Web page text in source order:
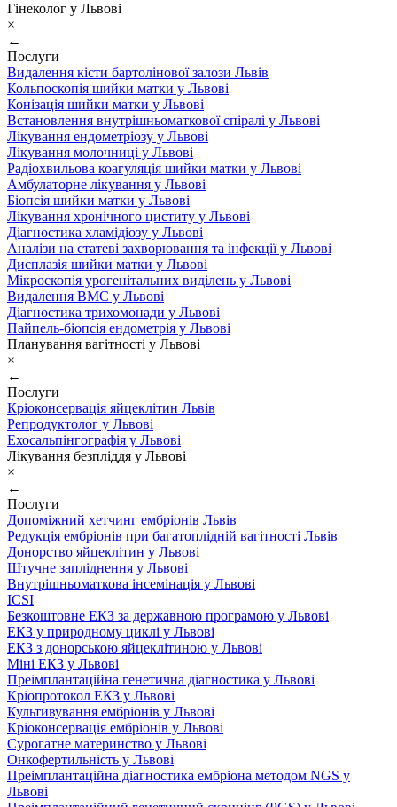
Гінеколог у Львові
×
←
Послуги
Видалення кісти бартолінової залози Львів
Кольпоскопія шийки матки у Львові
Конізація шийки матки у Львові
Встановлення внутрішньоматкової спіралі у Львові
Лікування ендометріозу у Львові
Лікування молочниці у Львові
Радіохвильова коагуляція шийки матки у Львові
Амбулаторне лікування у Львові
Біопсія шийки матки у Львові
Лікування хронічного циститу у Львові
Діагностика хламідіозу у Львові
Аналізи на статеві захворювання та інфекції у Львові
Дисплазія шийки матки у Львові
Мікроскопія урогенітальних виділень у Львові
Видалення ВМС у Львові
Діагностика трихомонади у Львові
Пайпель-біопсія ендометрія у Львові
Планування вагітності у Львові
×
←
Послуги
Кріоконсервація яйцеклітин Львів
Репродуктолог у Львові
Ехосальпінгографія у Львові
Лікування безпліддя у Львові
×
←
Послуги
Допоміжний хетчинг ембріонів Львів
Редукція ембріонів при багатоплідній вагітності Львів
Донорство яйцеклітин у Львові
Штучне запліднення у Львові
Внутрішньоматкова інсемінація у Львові
ICSI
Безкоштовне ЕКЗ за державною програмою у Львові
ЕКЗ у природному циклі у Львові
ЕКЗ з донорською яйцеклітиною у Львові
Міні ЕКЗ у Львові
Преімплантаційна генетична діагностика у Львові
Кріопротокол ЕКЗ у Львові
Культивування ембріонів у Львові
Кріоконсервація ембріонів у Львові
Сурогатне материнство у Львові
Онкофертильність у Львові
Преімплантаційна діагностика ембріона методом NGS у
Львові